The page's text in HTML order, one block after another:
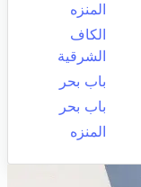
المنزه
الكاف
الشرقية
باب بحر
باب بحر
المنزه